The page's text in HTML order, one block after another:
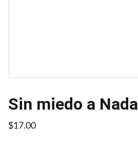
Sin miedo a Nada
$17.00